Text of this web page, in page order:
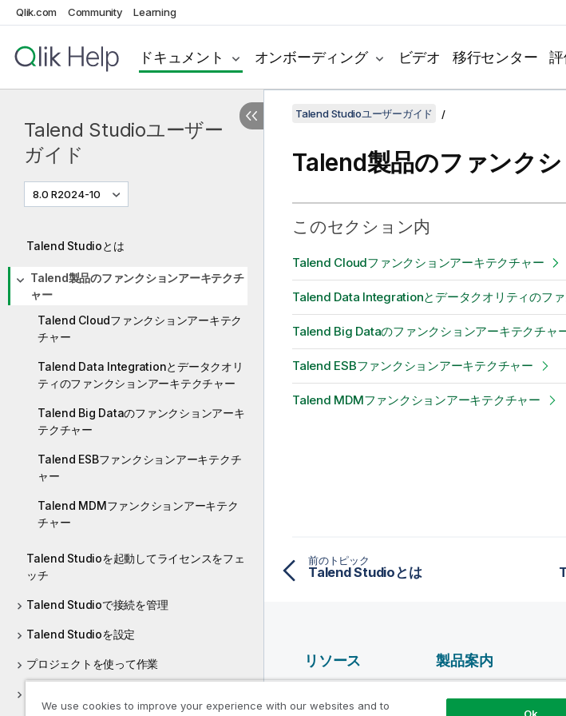
Qlik.com Community Learning
ドキュメント オンボーディング ビデオ 移行センター
Talend Studioユーザー
ガイド
8.0 R2024-10
Talend Studioとは
Talend製品のファンクションアーキテクチ
ャー
Talend Cloudファンクションアーキテク
チャー
Talend Data Integrationとデータクオリ
ティのファンクションアーキテクチャー
Talend Big Dataのファンクションアーキ
テクチャー
Talend ESBファンクションアーキテクチ
ャー
Talend MDMファンクションアーキテク
チャー
Talend Studioを起動してライセンスをフェ
ッチ
Talend Studioで接続を管理
Talend Studioを設定
プロジェクトを使って作業
Talend Studioユーザーガイド
Talend製品のファンク
このセクション内
Talend Cloudファンクションアーキテクチャー
Talend Data Integrationとデータクオリティのフ
Talend Big Dataのファンクションアーキテクチャ
Talend ESBファンクションアーキテクチャー
Talend MDMファンクションアーキテクチャー
前のトピック
Talend Studioとは
リソース
Qlik Developer
製品案内
品質
We use cookies to improve your experience with our websites and to